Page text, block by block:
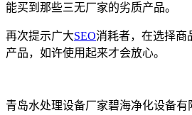
能买到那些三无厂家的劣质产品。
再次提示广大SEO消耗者，在选择商
产品，如许使用起来才会放心。
青岛水处理设备厂家碧海净化设备有